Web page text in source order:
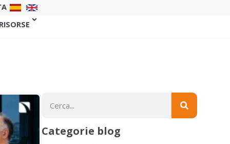
Categorie blog